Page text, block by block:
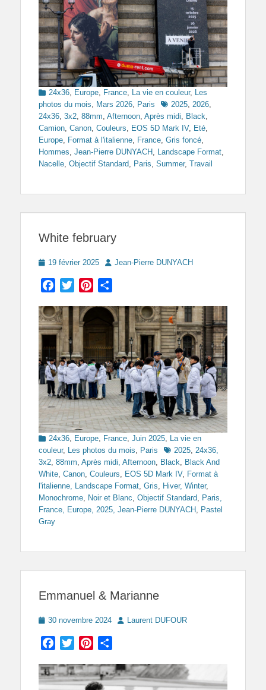
Categories
24x36, Europe, France, La vie en couleur, Les
photos du mois, Mars 2026, Paris Tags2025, 2026,
24x36, 3x2, 88mm, Afternoon, Après midi, Black,
Camion, Canon, Couleurs, EOS 5D Mark IV, Eté,
Europe, Format à l'italienne, France, Gris foncé,
Hommes, Jean-Pierre DUNYACH , Landscape Format,
Nacelle, Objectif Standard, Paris, Summer, Travail
White february
Posted
19 février 2025 Author
Jean-Pierre DUNYACH
Facebook
TwitterPinterest
Categories
24x36 Europe France Juin 2025
La vie en
couleur, Les photos du mois Paris Tags2025 24x36,
3x2 88mm Après midi, Afternoon Black
Black And
White Canon Couleurs EOS 5D Mark IV, Format à
l'italienne, Landscape Format Gris Hiver, Winter,
Monochrome
Noir et Blanc Objectif Standard
Paris,
France, Europe, 2025, Jean-Pierre DUNYACH
Pastel
Gray
Emmanuel & Marianne
Posted
30 novembre 2024 AuthorLaurent DUFOUR
Facebook
TwitterPinterest